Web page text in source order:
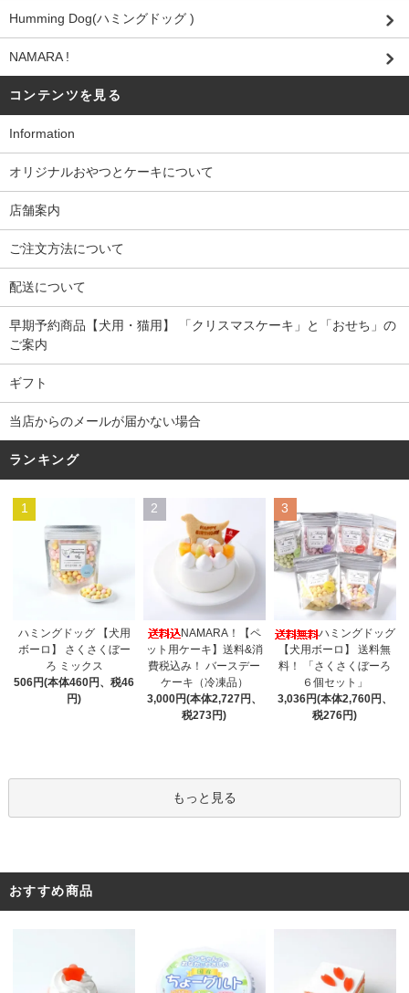
Humming Dog(ハミングドッグ )
NAMARA !
コンテンツを見る
Information
オリジナルおやつとケーキについて
店舗案内
ご注文方法について
配送について
早期予約商品【犬用・猫用】 「クリスマスケーキ」と「おせち」の
ご案内
ギフト
当店からのメールが届かない場合
ランキング
1
ハミングドッグ 【犬用
ボーロ】 さくさくぼー
ろ ミックス
506円(本体460円、税46
円)
2
NAMARA！【ペ
ット用ケーキ】送料&消
費税込み！ バースデー
ケーキ（冷凍品）
3,000円(本体2,727円、
税273円)
3
ハミングドッグ
【犬用ボーロ】 送料無
料！ 「さくさくぼーろ
６個セット」
3,036円(本体2,760円、
税276円)
もっと見る
おすすめ商品